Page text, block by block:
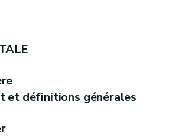
et définitions générales